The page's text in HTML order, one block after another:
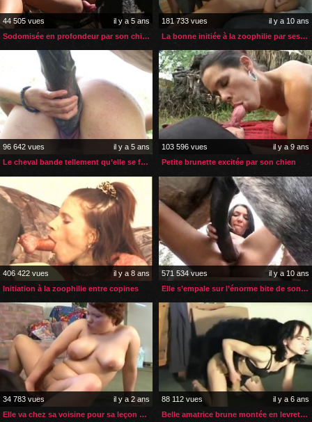
44 505 vues
il y a 5 ans
Sodomisée en profondeur par son chien sur sa terrasse
181 733 vues
il y a 10 ans
La bonne initiée à la zoophilie par ses employeurs
96 642 vues
il y a 5 ans
Le cheval bande tellement qu’elle se fait baise à fond
103 596 vues
il y a 9 ans
Petite brunette excitée par son chien
406 422 vues
il y a 8 ans
Initiation à la zoophilie entre copines
571 534 vues
il y a 10 ans
Elle s’empale sur l’énorme bite de son cheval
34 783 vues
il y a 2 ans
Elle va chez sa voisine pour sa leçon de sodomie zoophile
88 112 vues
il y a 6 ans
Belle amatrice brune montée en levrette par son chien